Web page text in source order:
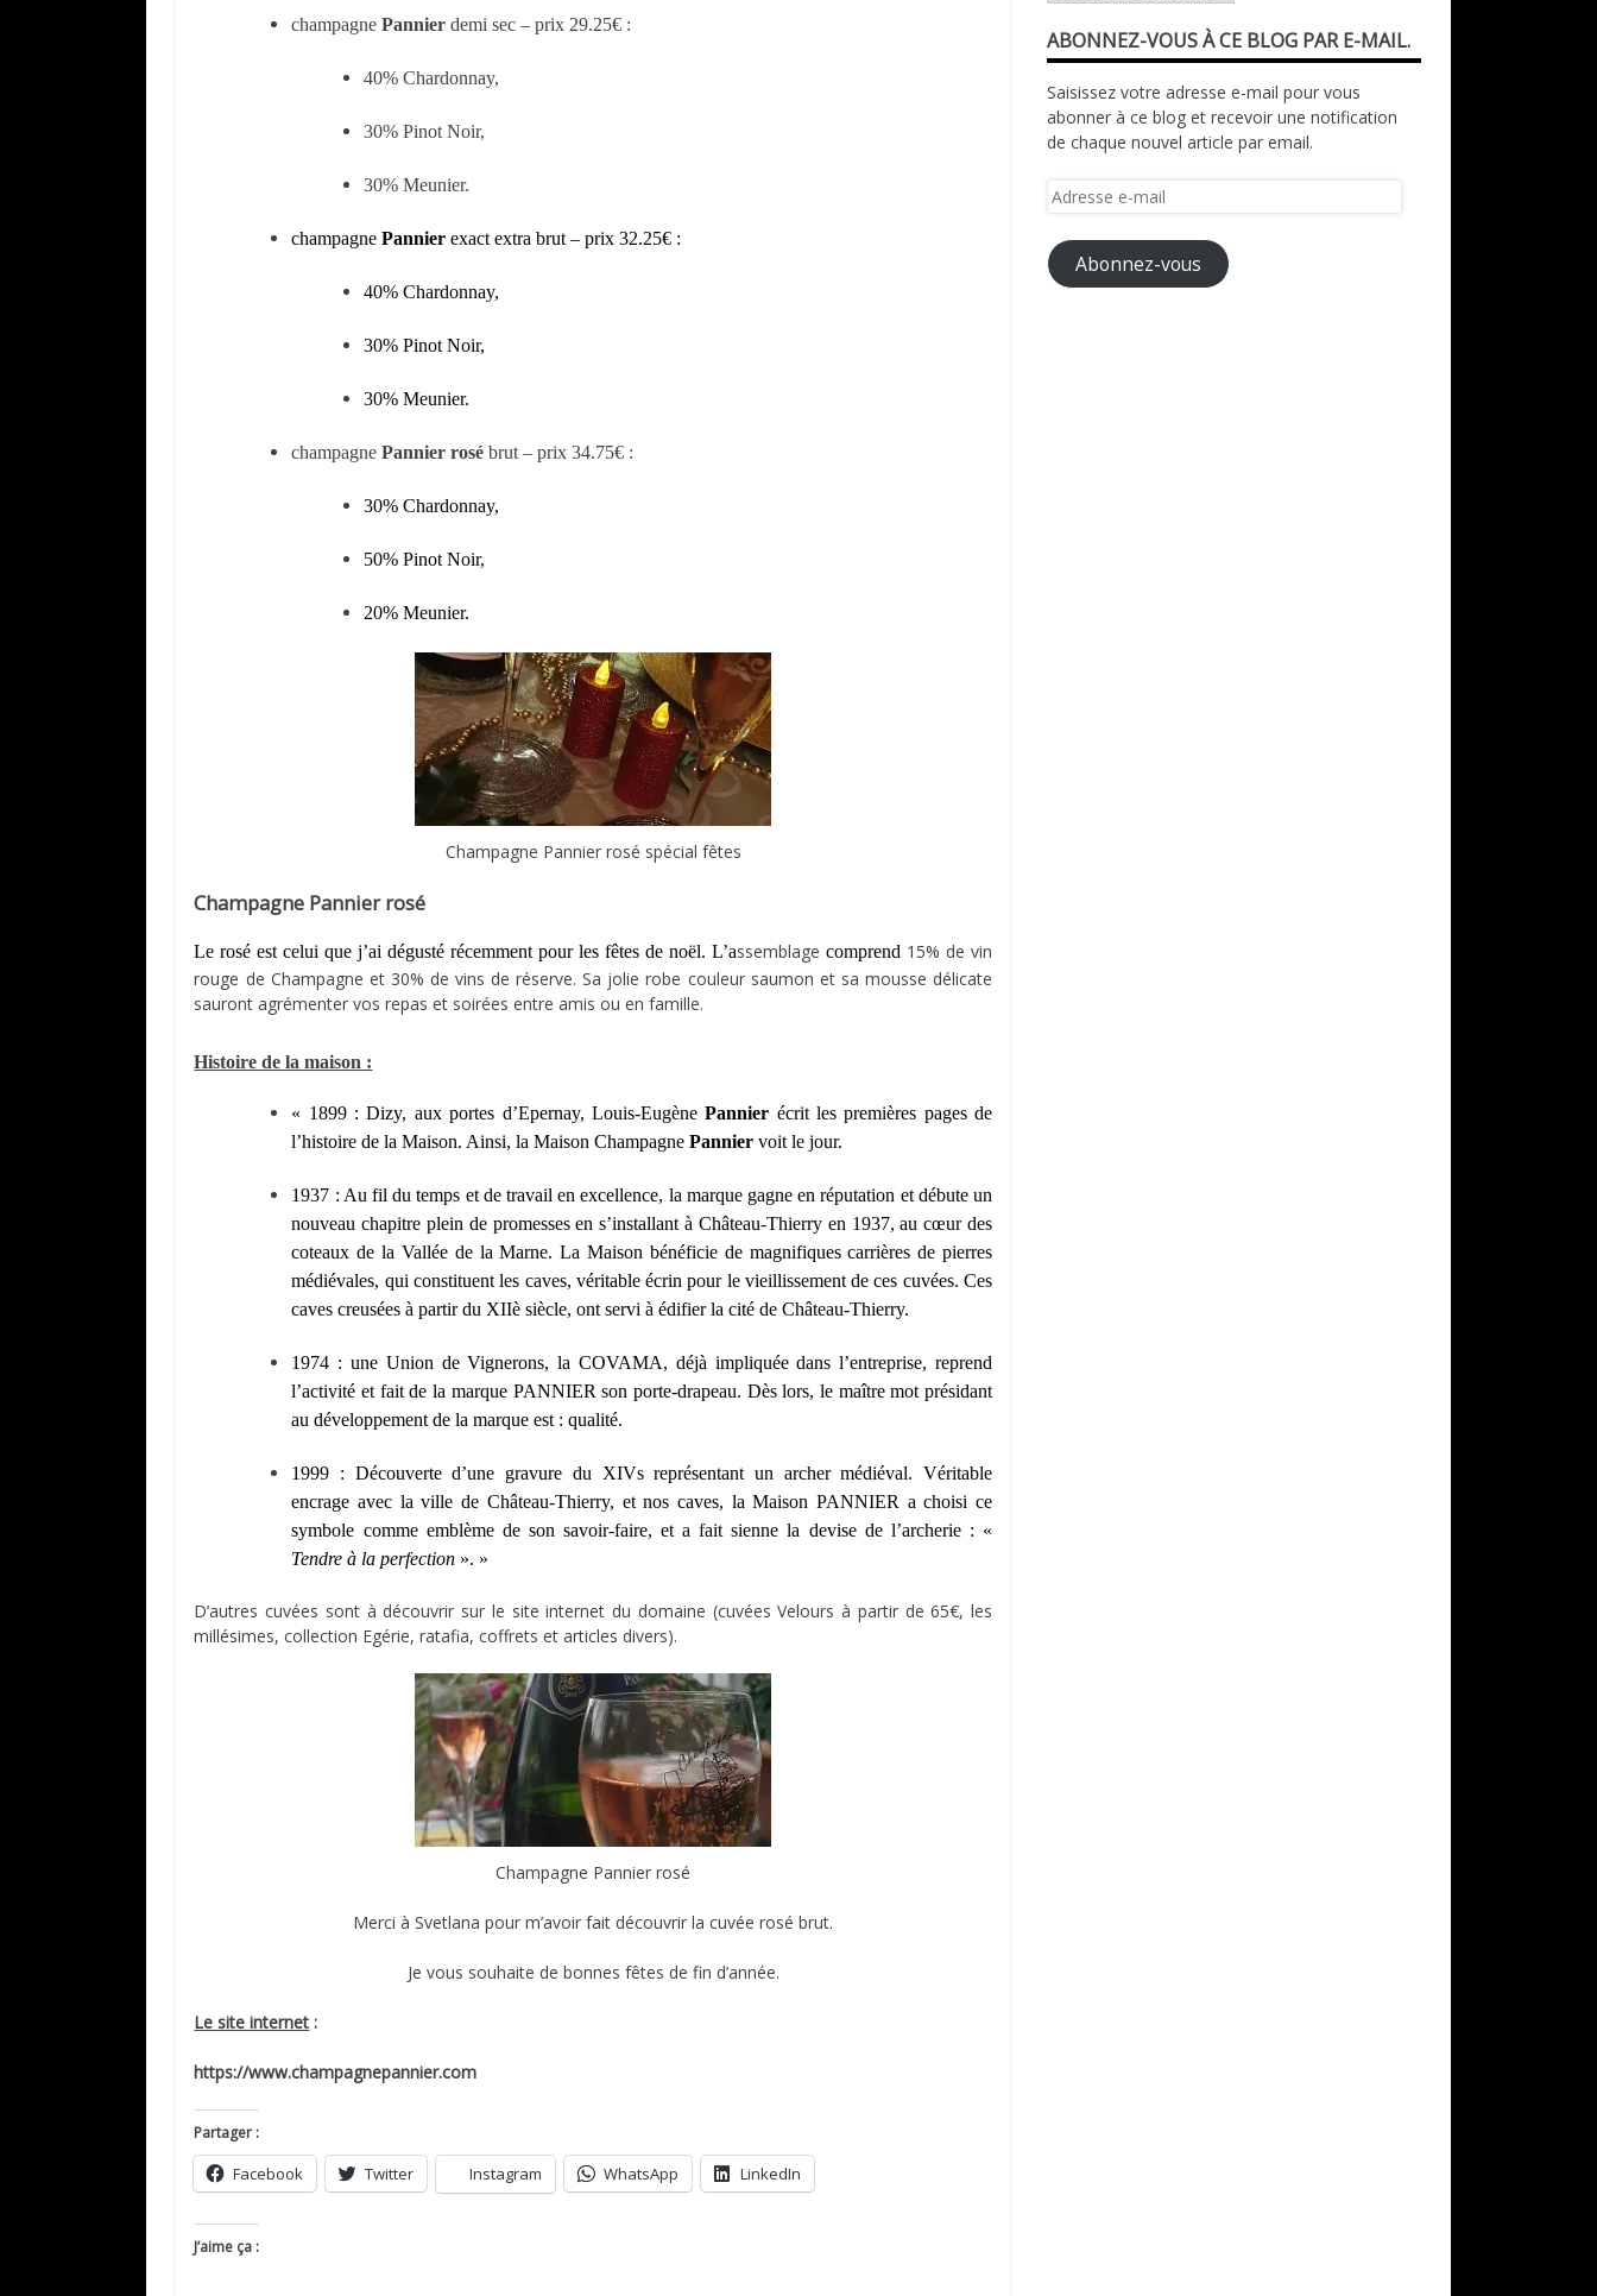
champagnePannier demi sec– prix 29.25€ :
40% Chardonnay,
30% Pinot Noir,
30% Meunier.
champagnePannierexact extra brut– prix 32.25€ :
40% Chardonnay,
30% Pinot Noir,
30% Meunier.
champagnePannierrosé brut – prix 34.75€ :
30% Chardonnay,
50% Pinot Noir,
20% Meunier.
Champagne Pannier rosé spécial fêtes
Champagne Pannier rosé
Le rosé est celui que j’ai dégusté récemment pour les fêtes de noël. L’assemblagecomprend 15% de vin
rouge de Champagne et 30% de vins de réserve. Sa jolie robe couleur saumon et sa mousse délicate
sauront agrémenter vos repas et soirées entre amis ou en famille.
Histoire de la maison :
« 1899 : Dizy, aux portes d’Epernay, Louis-EugènePannier écrit les premières pages de
l’histoire de la Maison. Ainsi, la Maison ChampagnePannier voit le jour.
1937 : Au fil du temps et de travail en excellence, la marque gagne en réputation et débute un
nouveau chapitre plein de promesses en s’installant à Château-Thierry en 1937, au cœur des
coteaux de la Vallée de la Marne. La Maison bénéficie de magnifiques carrières de pierres
médiévales, qui constituent les caves, véritable écrin pour le vieillissement de ces cuvées. Ces
caves creusées à partir du XIIè siècle, ont servi à édifier la cité de Château-Thierry.
1974 : une Union de Vignerons, la COVAMA, déjà impliquée dans l’entreprise, reprend
l’activité et fait de la marque PANNIER son porte-drapeau. Dès lors, le maître mot présidant
au développement de la marque est : qualité.
1999 : Découverte d’une gravure du XIVs représentant un archer médiéval. Véritable
encrage avec la ville de Château-Thierry, et nos caves, la Maison PANNIER a choisi ce
symbole comme emblème de son savoir-faire, et a fait sienne la devise de l’archerie : «
Tendre à la perfection ». »
D’autres cuvées sont à découvrir sur le site internet du domaine (cuvées Velours à partir de 65€, les
millésimes, collection Egérie, ratafia, coffrets et articles divers).
Champagne Pannier rosé
Merci à Svetlana pour m’avoir fait découvrir la cuvée rosé brut.
Je vous souhaite de bonnes fêtes de fin d’année.
Le site internet :
https://www.champagnepannier.com
Partager :
Facebook Twitter Instagram WhatsApp LinkedIn
J’aime ça :
ABONNEZ-VOUS À CE BLOG PAR E-MAIL.
Saisissez votre adresse e-mail pour vous
abonner à ce blog et recevoir une notification
de chaque nouvel article par email.
Adresse
mail
Abonnez-vous